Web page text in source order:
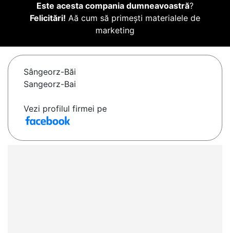
Este acesta compania dumneavoastră?
Felicitări! Aă cum să primești materialele de
marketing
Sângeorz-Băi
Sangeorz-Bai
Vezi profilul firmei pe